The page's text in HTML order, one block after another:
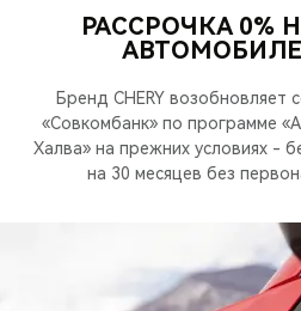
ВСЕ МОДЕЛИ
КРОССОВЕРЫ
ВЫБОР И ПОКУПКА
КРЕДИТ И СТРАХОВАНИЕ
ЗАПЧАСТИ И АКСЕССУАРЫ
ПОДДЕРЖКА
О БРЕНДЕ
CHERY В СОЦСЕТЯХ
БЛАГОТВОРИТЕЛЬНОСТЬ
ВЫГОДЫ И АКЦИИ
ВЫБОР И ПОКУПКА
КРЕДИТ
МЫ В СОЦСЕТЯХ
РАССРОЧКА 0%
Бренд CHERY возобновляет
«Совкомбанк» по программе
Халва» на прежних условиях -
на 30 месяцев без